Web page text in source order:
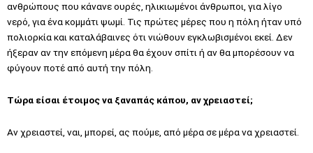
ανθρώπους που κάνανε ουρές, ηλικιωμένοι άνθρωποι, για λίγο
νερό, για ένα κομμάτι ψωμί. Τις πρώτες μέρες που η πόλη ήταν υπό
πολιορκία και καταλάβαινες ότι νιώθουν εγκλωβισμένοι εκεί. Δεν
ήξεραν αν την επόμενη μέρα θα έχουν σπίτι ή αν θα μπορέσουν να
φύγουν ποτέ από αυτή την πόλη.
Τώρα είσαι έτοιμος να ξαναπάς κάπου, αν χρειαστεί;
Αν χρειαστεί, ναι, μπορεί, ας πούμε, από μέρα σε μέρα να χρειαστεί.